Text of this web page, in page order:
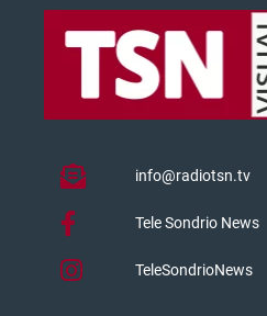
info@radiotsn.tv
Tele Sondrio News
TeleSondrioNews